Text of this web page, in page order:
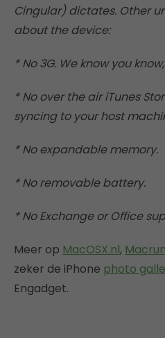
Cingular) dictates. Other
about the device:
* No 3G. We know you
* No over the air iTunes
syncing to your host
* No expandable memory.
* No removable battery.
* No Exchange or Office
Meer op MacOSX.nl,
zeker de iPhone photo
Engadget.